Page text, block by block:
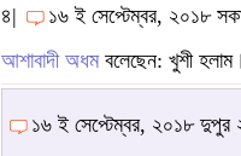
৪|
১৬ ই সেপ্টেম্বর, ২০১৮
আশাবাদী অধমবলেছেন: খুশী হলাম।
১৬ ই সেপ্টেম্বর, ২০১৮ দুপুর